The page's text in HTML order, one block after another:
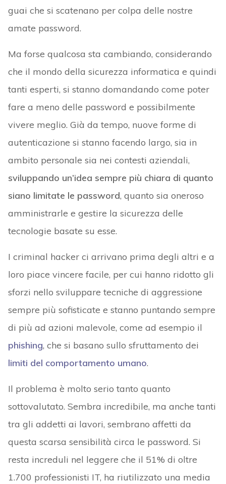
guai che si scatenano per colpa delle nostre
amate password.
Ma forse qualcosa sta cambiando, considerando
che il mondo della sicurezza informatica e quindi
tanti esperti, si stanno domandando come poter
fare a meno delle password e possibilmente
vivere meglio. Già da tempo, nuove forme di
autenticazione si stanno facendo largo, sia in
ambito personale sia nei contesti aziendali,
sviluppando un’idea sempre più chiara di quanto
siano limitate le password, quanto sia oneroso
amministrarle e gestire la sicurezza delle
tecnologie basate su esse.
I criminal hacker ci arrivano prima degli altri e a
loro piace vincere facile, per cui hanno ridotto gli
sforzi nello sviluppare tecniche di aggressione
sempre più sofisticate e stanno puntando sempre
di più ad azioni malevole, come ad esempio il
phishing, che si basano sullo sfruttamento dei
limiti del comportamento umano.
Il problema è molto serio tanto quanto
sottovalutato. Sembra incredibile, ma anche tanti
tra gli addetti ai lavori, sembrano affetti da
questa scarsa sensibilità circa le password. Si
resta increduli nel leggere che il 51% di oltre
1.700 professionisti IT, ha riutilizzato una media